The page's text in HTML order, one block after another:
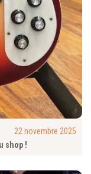
22 novembre 2025
shop !